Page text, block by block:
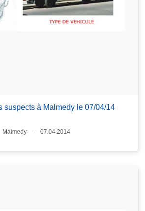
suspects à Malmedy le 07/04/14
Standort
Malmedy
07.04.2014